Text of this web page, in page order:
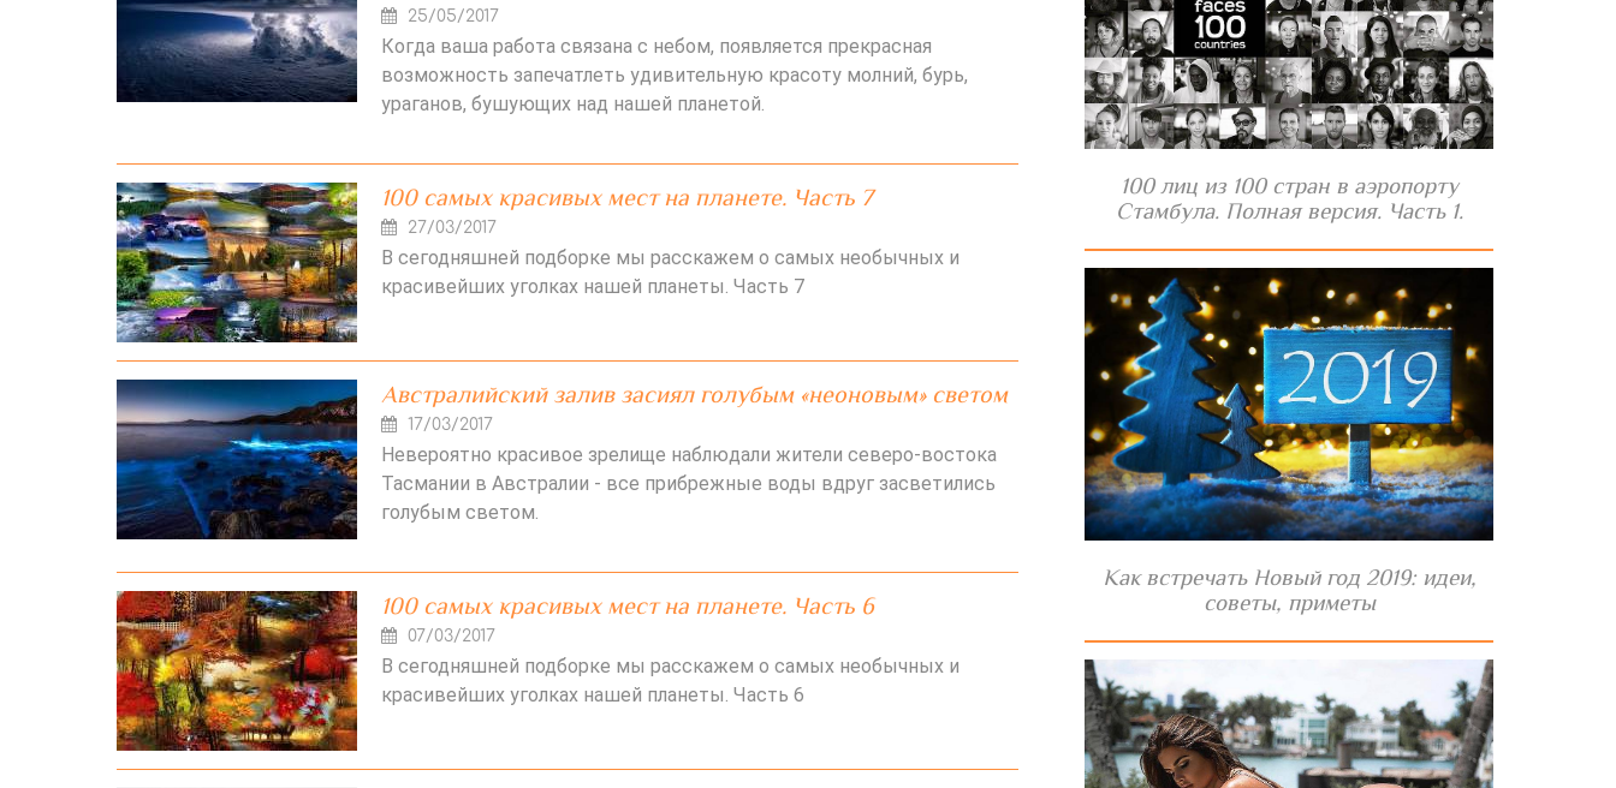
25/05/2017
Когда ваша работа связана с небом, появляется прекрасная
возможность запечатлеть удивительную красоту молний, бурь,
ураганов, бушующих над нашей планетой.
100 самых красивых мест на планете. Часть 7
27/03/2017
В сегодняшней подборке мы расскажем о самых необычных и
красивейших уголках нашей планеты. Часть 7
Австралийский залив засиял голубым «неоновым» светом
17/03/2017
Невероятно красивое зрелище наблюдали жители северо-востока
Тасмании в Австралии - все прибрежные воды вдруг засветились
голубым светом.
100 самых красивых мест на планете. Часть 6
07/03/2017
В сегодняшней подборке мы расскажем о самых необычных и
красивейших уголках нашей планеты. Часть 6
100 лиц из 100 стран в аэропорту
Стамбула. Полная версия. Часть 1.
Как встречать Новый год 2019: идеи,
советы, приметы